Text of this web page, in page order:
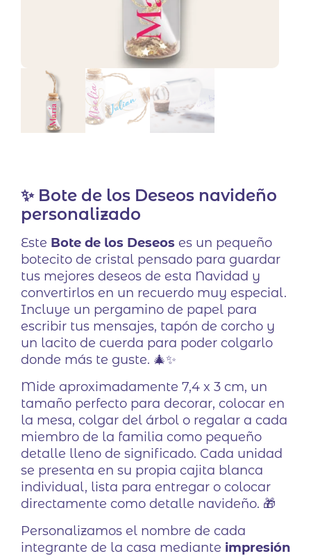
✨ Bote de los Deseos navideño
personalizado
Este Bote de los Deseos es un pequeño
botecito de cristal pensado para guardar
tus mejores deseos de esta Navidad y
convertirlos en un recuerdo muy especial.
Incluye un pergamino de papel para
escribir tus mensajes, tapón de corcho y
un lacito de cuerda para poder colgarlo
donde más te guste. 🎄✨
Mide aproximadamente 7,4 x 3 cm, un
tamaño perfecto para decorar, colocar en
la mesa, colgar del árbol o regalar a cada
miembro de la familia como pequeño
detalle lleno de significado. Cada unidad
se presenta en su propia cajita blanca
individual, lista para entregar o colocar
directamente como detalle navideño. 🎁
Personalizamos el nombre de cada
integrante de la casa mediante impresión